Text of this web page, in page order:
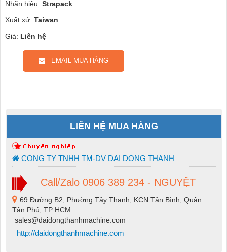
Nhãn hiệu: Strapack
Xuất xứ: Taiwan
Giá: Liên hệ
EMAIL MUA HÀNG
LIÊN HỆ MUA HÀNG
CONG TY TNHH TM-DV DAI DONG THANH
Call/Zalo 0906 389 234 - NGUYỆT
69 Đường B2, Phường Tây Thạnh, KCN Tân Bình, Quận
Tân Phú, TP HCM
sales@daidongthanhmachine.com
http://daidongthanhmachine.com